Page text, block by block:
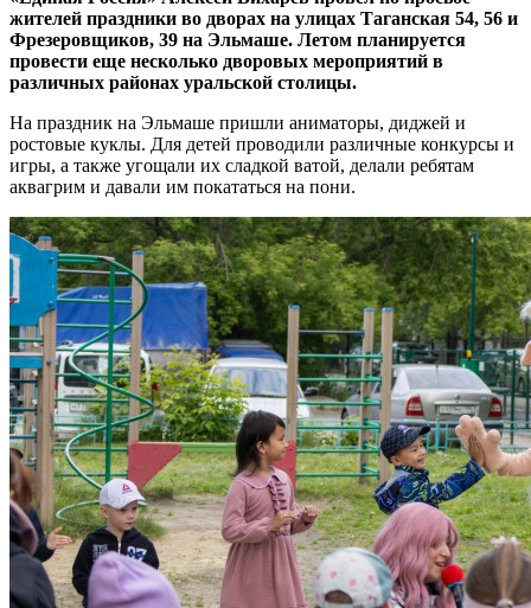
жителей праздники во дворах на улицах Таганская 54, 56 и
Фрезеровщиков, 39 на Эльмаше. Летом планируется
провести еще несколько дворовых мероприятий в
различных районах уральской столицы.
На праздник на Эльмаше пришли аниматоры, диджей и
ростовые куклы. Для детей проводили различные конкурсы и
игры, а также угощали их сладкой ватой, делали ребятам
аквагрим и давали им покататься на пони.